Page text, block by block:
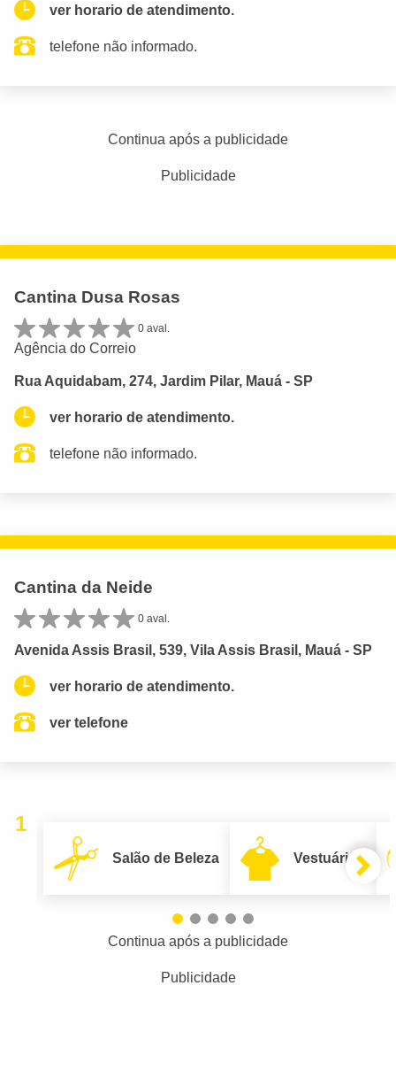
ver horario de atendimento.
telefone não informado.
Continua após a publicidade
Publicidade
Cantina Dusa Rosas
0 aval.
Agência do Correio
Rua Aquidabam, 274, Jardim Pilar, Mauá - SP
ver horario de atendimento.
telefone não informado.
Cantina da Neide
0 aval.
Avenida Assis Brasil, 539, Vila Assis Brasil, Mauá - SP
ver horario de atendimento.
ver telefone
1
Salão de Beleza Vestuário
Continua após a publicidade
Publicidade